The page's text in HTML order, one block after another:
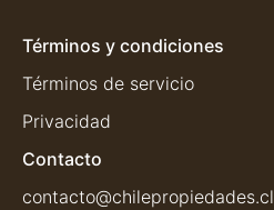
Términos y condiciones
Términos de servicio
Privacidad
Contacto
contacto@chilepropiedades.cl